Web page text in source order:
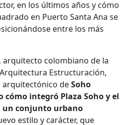
en los últimos años y cómo
en Puerto Santa Ana se
entre los más
arquitecto colombiano de la
Estructuración,
arquitectónico deSoho
integró Plaza Soho y el
un conjunto urbano
estilo y carácter, que